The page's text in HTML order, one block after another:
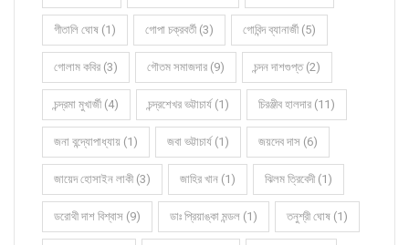
গীতালি ঘোষ (1) গোপা চক্রবর্তী (3) গোবিন্দ ব্যানার্জী (5)
গোলাম কবির (3) গৌতম সমাজদার (9) চন্দন দাশগুপ্ত (2)
চন্দ্রমা মুখার্জী (4) চন্দ্রশেখর ভট্টাচার্য (1) চিরঞ্জীব হালদার (11)
জনা বন্দ্যোপাধ্যায় (1) জবা ভট্টাচার্য (1) জয়দেব দাস (6)
জায়েদ হোসাইন লাকী (3) জাহির খান (1) ঝিলম ত্রিবেদী (1)
ডরোথী দাশ বিশ্বাস (9) ডাঃ প্রিয়াঙ্কা মন্ডল (1) তনুশ্রী ঘোষ (1)